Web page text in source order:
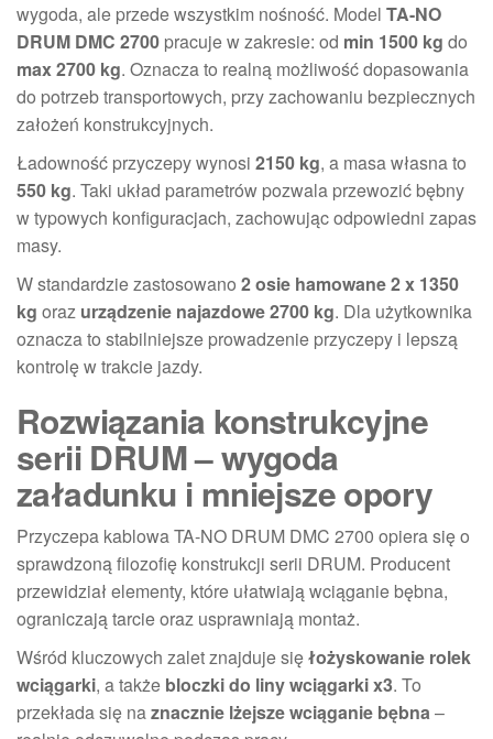
wygoda, ale przede wszystkim nośność. Model TA-NO
DRUM DMC 2700 pracuje w zakresie: od min 1500 kg do
max 2700 kg. Oznacza to realną możliwość dopasowania
do potrzeb transportowych, przy zachowaniu bezpiecznych
założeń konstrukcyjnych.
Ładowność przyczepy wynosi 2150 kg, a masa własna to
550 kg. Taki układ parametrów pozwala przewozić bębny
w typowych konfiguracjach, zachowując odpowiedni zapas
masy.
W standardzie zastosowano 2 osie hamowane 2 x 1350
kg oraz urządzenie najazdowe 2700 kg. Dla użytkownika
oznacza to stabilniejsze prowadzenie przyczepy i lepszą
kontrolę w trakcie jazdy.
Rozwiązania konstrukcyjne
serii DRUM – wygoda
załadunku i mniejsze opory
Przyczepa kablowa TA-NO DRUM DMC 2700 opiera się o
sprawdzoną filozofię konstrukcji serii DRUM. Producent
przewidział elementy, które ułatwiają wciąganie bębna,
ograniczają tarcie oraz usprawniają montaż.
Wśród kluczowych zalet znajduje sięłożyskowanie rolek
wciągarki, a także bloczki do liny wciągarki x3. To
przekłada się naznacznie lżejsze wciąganie bębna–